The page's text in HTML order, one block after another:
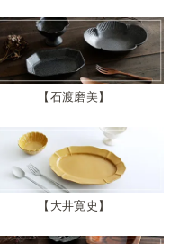
石渡磨美
大井寛史